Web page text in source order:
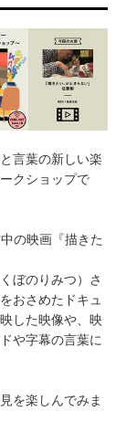
言葉の新しい楽
クショップで
の映画『描きた
ぼのりみつ）さ
おさめたドキュ
した映像や、映
や字幕の言葉に
を楽しんでみま